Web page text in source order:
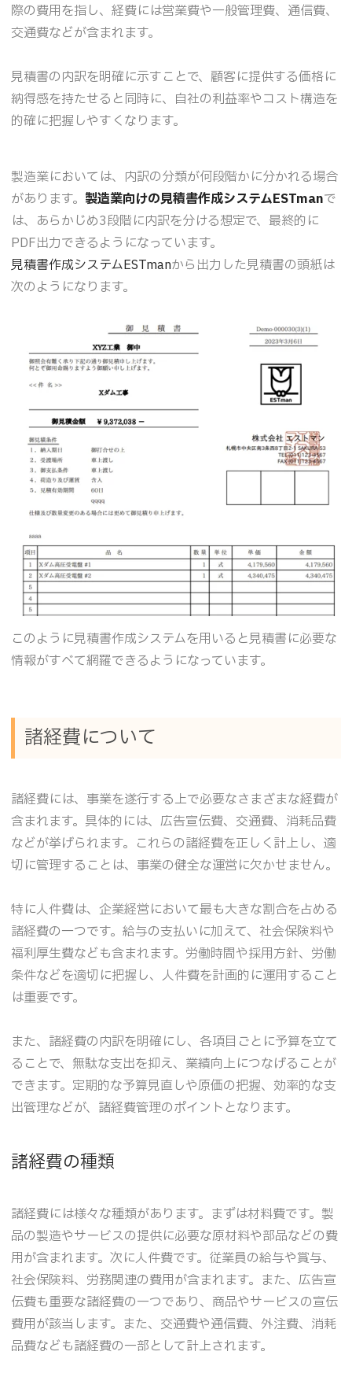
際の費用を指し、経費には営業費や一般管理費、通信費、
交通費などが含まれます。
見積書の内訳を明確に示すことで、顧客に提供する価格に
納得感を持たせると同時に、自社の利益率やコスト構造を
的確に把握しやすくなります。
製造業においては、内訳の分類が何段階かに分かれる場合
があります。 製造業向けの見積書作成システムESTmanで
は、あらかじめ3段階に内訳を分ける想定で、最終的に
PDF出力できるようになっています。
見積書作成システムESTmanから出力した見積書の頭紙は
次のようになります。
このように見積書作成システムを用いると見積書に必要な
情報がすべて網羅できるようになっています。
諸経費について
諸経費には、事業を遂行する上で必要なさまざまな経費が
含まれます。具体的には、広告宣伝費、交通費、消耗品費
などが挙げられます。これらの諸経費を正しく計上し、適
切に管理することは、事業の健全な運営に欠かせません。
特に人件費は、企業経営において最も大きな割合を占める
諸経費の一つです。給与の支払いに加えて、社会保険料や
福利厚生費なども含まれます。労働時間や採用方針、労働
条件などを適切に把握し、人件費を計画的に運用すること
は重要です。
また、諸経費の内訳を明確にし、各項目ごとに予算を立て
ることで、無駄な支出を抑え、業績向上につなげることが
できます。定期的な予算見直しや原価の把握、効率的な支
出管理などが、諸経費管理のポイントとなります。
諸経費の種類
諸経費には様々な種類があります。まずは材料費です。製
品の製造やサービスの提供に必要な原材料や部品などの費
用が含まれます。次に人件費です。従業員の給与や賞与、
社会保険料、労務関連の費用が含まれます。また、広告宣
伝費も重要な諸経費の一つであり、商品やサービスの宣伝
費用が該当します。また、交通費や通信費、外注費、消耗
品費なども諸経費の一部として計上されます。